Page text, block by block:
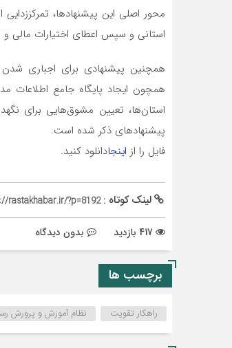
محور اصلی این پیشنهادها،
استانی و سپس اعطای اختیارات مالی و
همچنین پیشنهادی برای اجباری
همچون ایجاد پایگاه جامع اطلاعات
استان‌ها، تعیین مشوق‌هایی برای
پیشنهادهای ذکر شده است.
فایل را از اینجادانلود کنید‌.
لینک کوتاه :rastakhabar.ir/?p=8192
بدون دیدگاه
برچسب ها
راهکار تقویت نظام آموزش و پرورش